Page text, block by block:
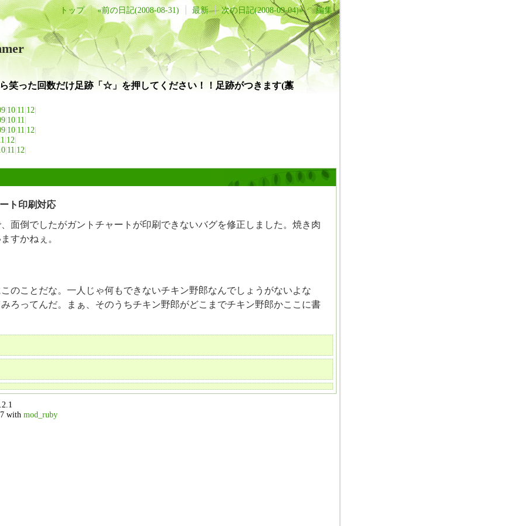
トップ «前の日記(2008-08-31) 最新 次の日記(2008-09-04)» 編集
笑った回数だけ足跡「☆」を押してください！！足跡がつきます(藁
|10|11|12|
|10|11|
|10|11|12|
|12|
|11|12|
ト印刷対応
面倒でしたがガントチャートが印刷できないバグを修正しました。焼き肉
すかねぇ。
のことだな。一人じゃ何もできないチキン野郎なんでしょうがないよな
ろってんだ。まぁ、そのうちチキン野郎がどこまでチキン野郎かここに書
with mod_ruby